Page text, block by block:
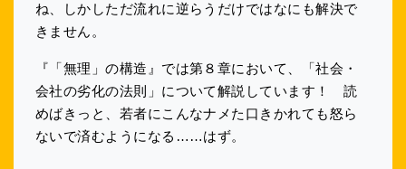
ね、しかしただ流れに逆らうだけではなにも解決で
きません。
『「無理」の構造』では第８章において、「社会・
会社の劣化の法則」について解説しています！ 読
めばきっと、若者にこんなナメた口きかれても怒ら
ないで済むようになる……はず。